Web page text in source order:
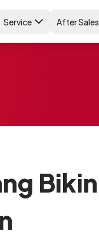
Service After Sales
Bikin